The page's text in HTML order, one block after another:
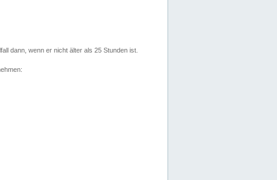
dann, wenn er nicht älter als 25 Stunden ist.